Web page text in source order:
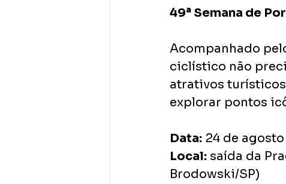
49ª Semana de
Acompanhado
ciclístico não
atrativos
explorar pontos
Data: 24 de
Local: saída da
Brodowski/SP)